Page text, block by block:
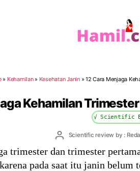
» Kehamilan» Kesehatan Janin»12 Cara Menjaga
Kehamilan
√ Scientific
PostScientific review by :
trimester dan trimester
pada saat itu janin belum